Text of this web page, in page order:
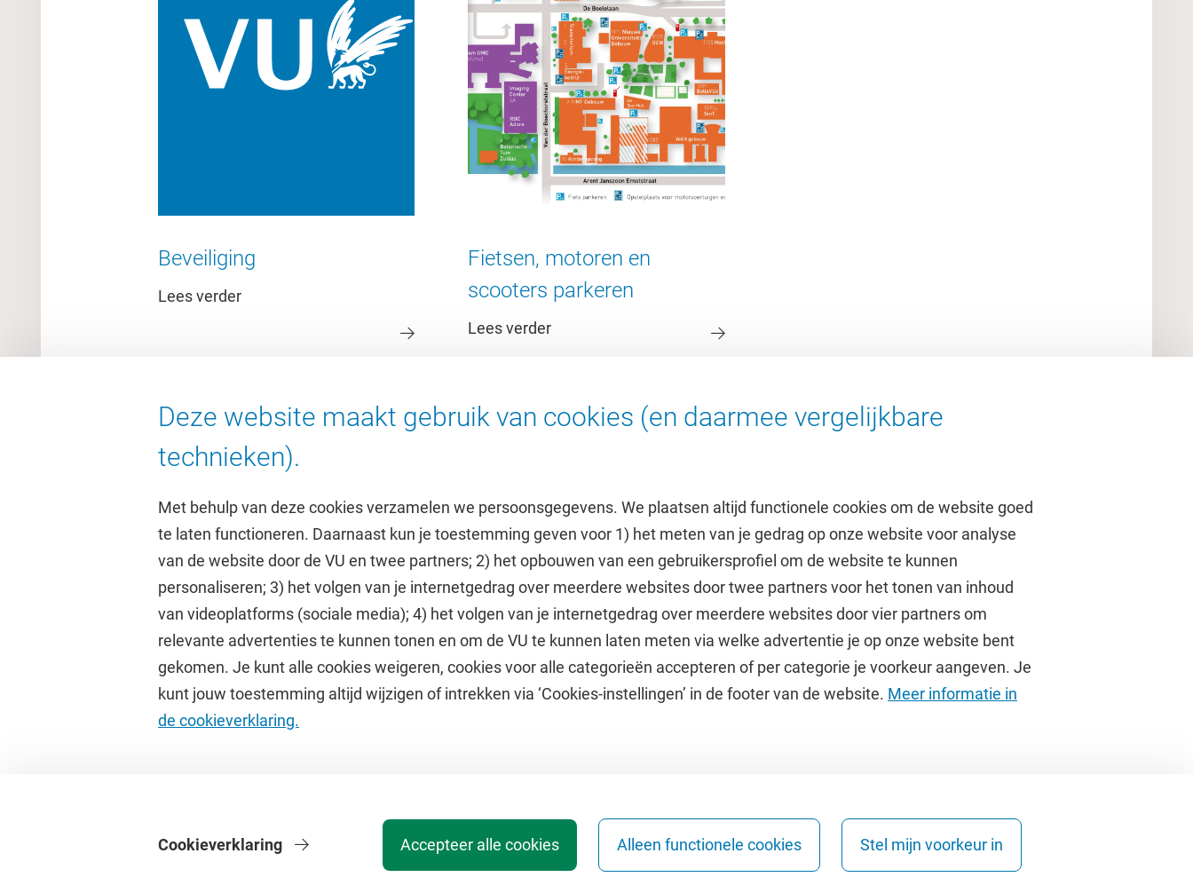
Beveiliging
Lees verder
Fietsen, motoren en
scooters parkeren
Lees verder
Deze website maakt gebruik van cookies (en daarmee vergelijkbare
technieken).
Met behulp van deze cookies verzamelen we persoonsgegevens. We plaatsen altijd functionele cookies om de website goed
te laten functioneren. Daarnaast kun je toestemming geven voor 1) het meten van je gedrag op onze website voor analyse
van de website door de VU en twee partners; 2) het opbouwen van een gebruikersprofiel om de website te kunnen
personaliseren; 3) het volgen van je internetgedrag over meerdere websites door twee partners voor het tonen van inhoud
van videoplatforms (sociale media); 4) het volgen van je internetgedrag over meerdere websites door vier partners om
relevante advertenties te kunnen tonen en om de VU te kunnen laten meten via welke advertentie je op onze website bent
gekomen. Je kunt alle cookies weigeren, cookies voor alle categorieën accepteren of per categorie je voorkeur aangeven. Je
kunt jouw toestemming altijd wijzigen of intrekken via ‘Cookies-instellingen’ in de footer van de website. Meer informatie in
de cookieverklaring.
Accepteer alle cookies Alleen functionele cookies Stel mijn voorkeur in
Cookieverklaring
Direct naar
Cultuur op de campus
Universiteitsbibliotheek
Studie
Academische jaarkalender
Studiegids
Uitgelicht
Doneer aan het VUfonds
VU Magazine
Over de VU
Contact en route
Werken bij de VU